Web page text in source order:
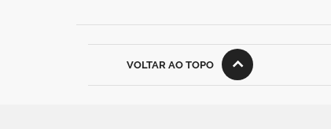
VOLTAR AO TOPO